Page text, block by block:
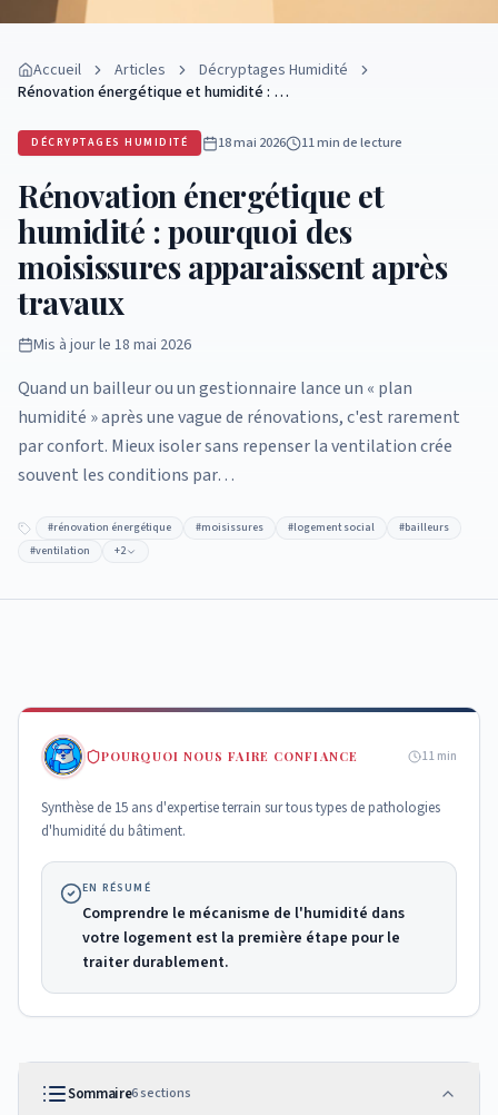
Accueil Articles
Décryptages Humidité
Rénovation énergétique et humidité : …
DÉCRYPTAGES HUMIDITÉ 18 mai 2026 11 minde lecture
Rénovation énergétique et
humidité : pourquoi des
moisissures apparaissent après
travaux
Mis à jour le 18 mai 2026
Quand un bailleur ou un gestionnaire lance un « plan
humidité » après une vague de rénovations, c'est rarement
par confort. Mieux isoler sans repenser la ventilation crée
souvent les conditions par…
#rénovation énergétique #moisissures #logement social #bailleurs
#ventilation +2
POURQUOI NOUS FAIRE CONFIANCE 11 min
Synthèse de 15 ans d'expertise terrain sur tous types de pathologies
d'humidité du bâtiment.
EN RÉSUMÉ
Comprendre le mécanisme de l'humidité dans
votre logement est la première étape pour le
traiter durablement.
Sommaire6sections